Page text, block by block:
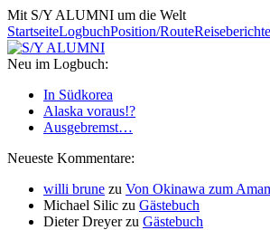
Mit S/Y ALUMNI um die Welt
StartseiteLogbuchPosition/RouteReiseberichte
Neu im Logbuch:
In Südkorea
Alaska voraus!?
Ausgebremst…
Neueste Kommentare:
willi brune zu Von Okinawa zum
Michael Silic zu Gästebuch
Dieter Dreyerzu Gästebuch